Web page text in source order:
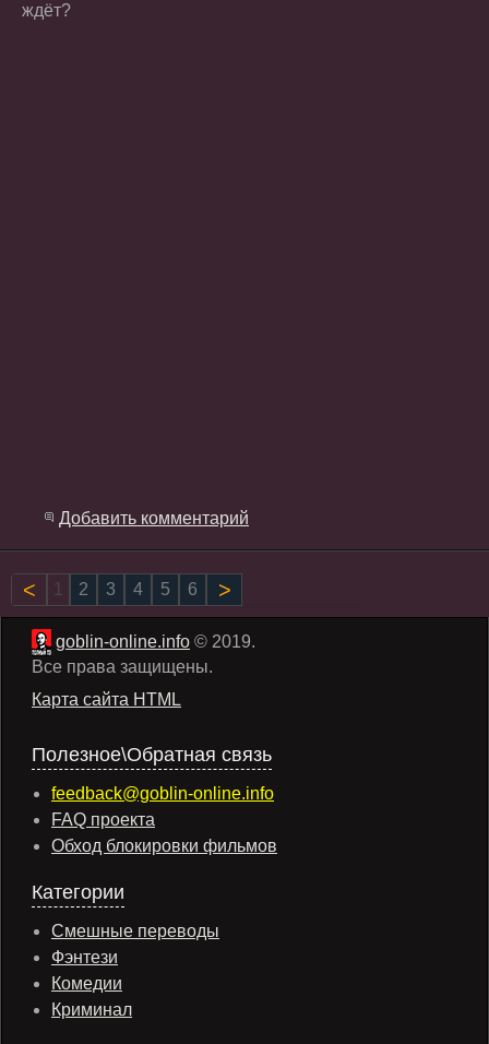
ждёт?
Добавить комментарий
Назад1 2 3 4 5 6 Вперёд
goblin-online.info © 2019.
Все права защищены.
Карта сайта HTML
Полезное\Обратная связь
feedback@goblin-online.info
FAQ проекта
Обход блокировки фильмов
Категории
Смешные переводы
Фэнтези
Комедии
Криминал